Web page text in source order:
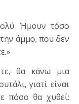
Ήμουν τόσο
άμμο, που δεν
θα κάνω μια
γιατί είναι
πόσο θα χυθεί: